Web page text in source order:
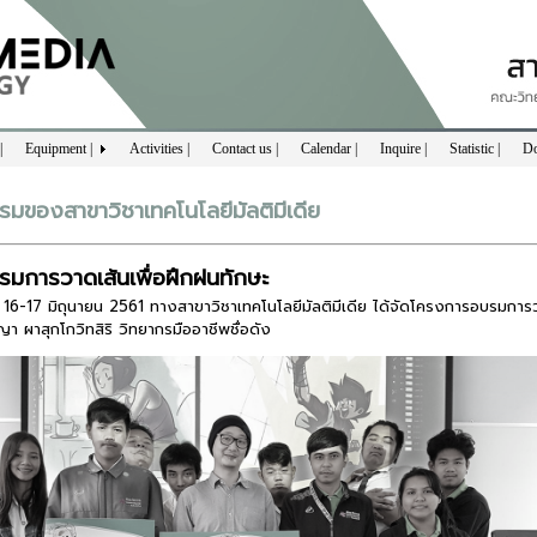
Equipment | Activities | Contact us | Calendar | Inquire | Statistic |
ของสาขาวิชาเทคโนโลยีมัลติมีเดีย
มการวาดเส้นเพื่อฝึกฝนทักษะ
17 มิถุนายน 2561 ทางสาขาวิชาเทคโนโลยีมัลติมีเดีย ได้จัดโครงการอบรมก
ผาสุกโกวิทสิริ วิทยากรมืออาชีพชื่อดัง